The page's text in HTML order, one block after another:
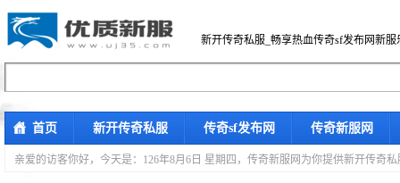
新开传奇私服_畅享热血传奇sf发布网新服
首页 新开传奇私服 传奇sf发布网 传奇新服网
亲爱的访客你好， 今天是：126年8月6日 星期四，传奇新服网为你提供新开传奇